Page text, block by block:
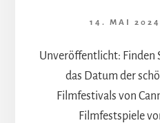
14. MAI 2024
Unveröffentlicht: Finden
das Datum der
Filmfestivals von
Filmfestspiele